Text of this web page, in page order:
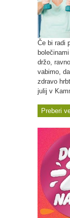
Če bi radi
držo,
vabimo,
zdravo
julij v
Preberi